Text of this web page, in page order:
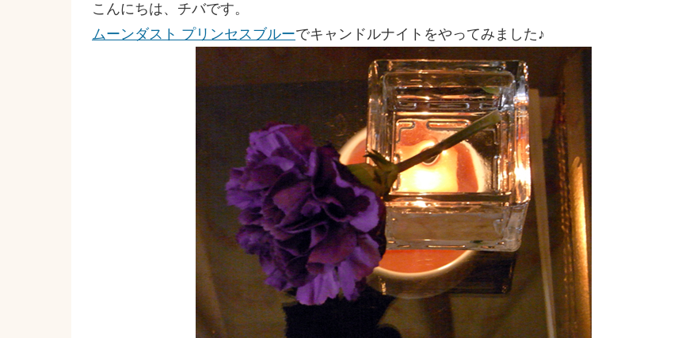
こんにちは、チバです。
ムーンダスト プリンセスブルーでキャンドルナイトをやってみました♪